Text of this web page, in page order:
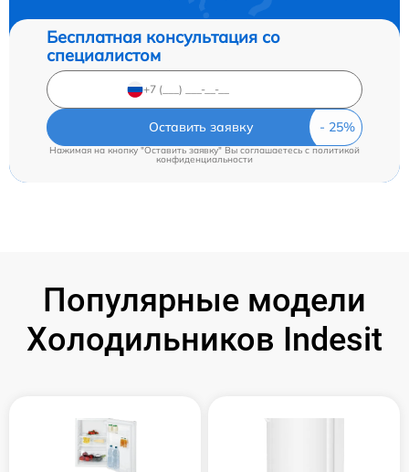
Бесплатная консультация со
специалистом
Оставить заявку
Нажимая на кнопку "Оставить заявку" Вы соглашаетесь cполитикой
конфиденциальности
Популярные модели
Холодильников Indesit